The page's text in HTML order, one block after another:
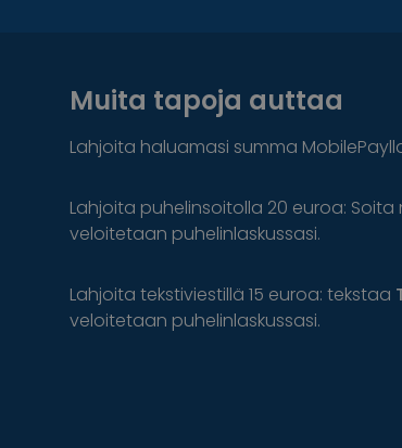
Muita tapoja auttaa
Lahjoita haluamasi summa
Lahjoita puhelinsoitolla 20 euroa: Soita
veloitetaan puhelinlaskussasi.
Lahjoita tekstiviestillä 15 euroa: tekstaa
veloitetaan puhelinlaskussasi.